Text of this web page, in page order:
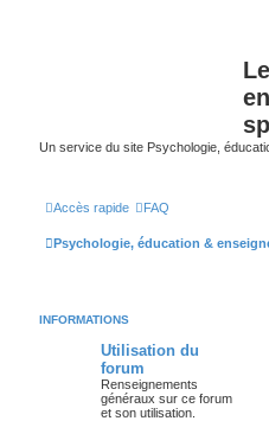
Un service du site Psychologie,
Accès rapide FAQ
Psychologie, éducation &
INFORMATIONS
Utilisation du
forum
Renseignements
généraux sur ce forum
et son utilisation.